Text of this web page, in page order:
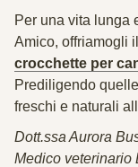
Per una vita lunga
Amico, offriamogli
crocchette per
Prediligendo
freschi e naturali
Dott.ssa Aurora
Medico veterinario